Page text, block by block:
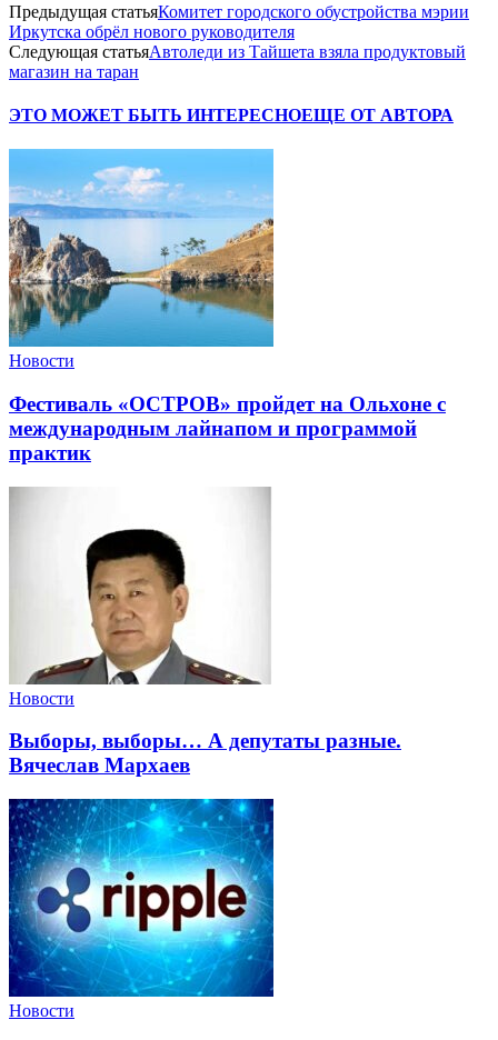
Предыдущая статьяКомитет городского обустройства мэрии
Иркутска обрёл нового руководителя
Следующая статьяАвтоледи из Тайшета взяла продуктовый
магазин на таран
ЭТО МОЖЕТ БЫТЬ ИНТЕРЕСНОЕЩЕ ОТ АВТОРА
Новости
Фестиваль «ОСТРОВ» пройдет на Ольхоне с
международным лайнапом и программой
практик
Новости
Выборы, выборы… А депутаты разные.
Вячеслав Мархаев
Новости